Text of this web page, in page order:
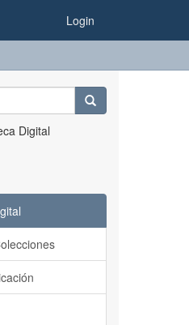
Login
Digital